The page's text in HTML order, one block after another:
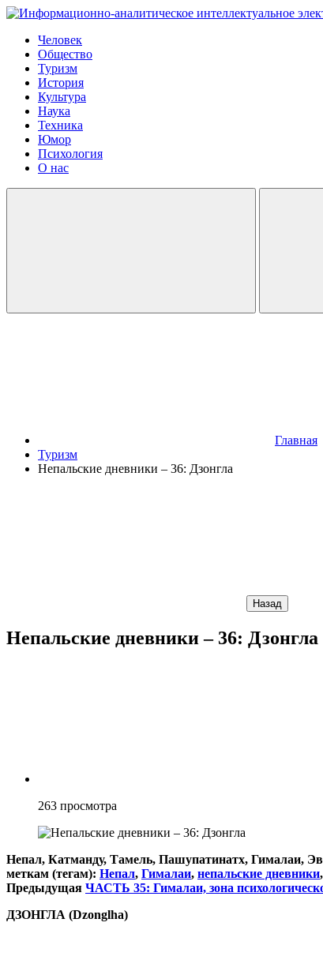
Человек
Общество
Туризм
История
Культура
Наука
Техника
Юмор
Психология
О нас
Главная
Туризм
Непальские дневники – 36: Дзонгла
Назад
Непальские дневники – 36: Дзонгла
263 просмотра
Непал, Катманду, Тамель, Пашупатинатх, Гималаи,
меткам (тегам): Непал, Гималаи, непальские дневники,
Предыдущая ЧАСТЬ 35: Гималаи, зона
ДЗОНГЛА (Dzonglha)